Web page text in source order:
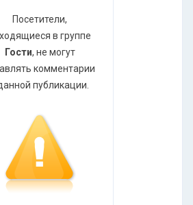
Посетители,
в группе
Гости, не могут
комментарии
публикации.